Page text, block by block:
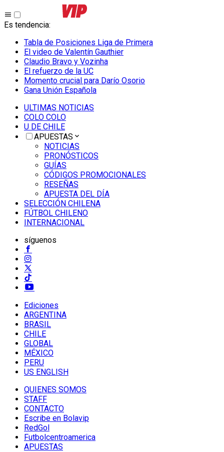
Es tendencia:
Tabla de Posiciones Liga de Primera
El video de Valentín Gauthier
Claudio Bravo y Vozinha
El refuerzo de la UC
Momento crucial para Darío Osorio
Gana Unión Española
ULTIMAS NOTICIAS
COLO COLO
U DE CHILE
APUESTAS
NOTICIAS
PRONÓSTICOS
GUÍAS
CÓDIGOS PROMOCIONALES
RESEÑAS
APUESTA DEL DÍA
SELECCIÓN CHILENA
FÚTBOL CHILENO
INTERNACIONAL
síguenos
Ediciones
ARGENTINA
BRASIL
CHILE
GLOBAL
MÉXICO
PERU
US ENGLISH
QUIENES SOMOS
STAFF
CONTACTO
Escribe en Bolavip
RedGol
Futbolcentroamerica
APUESTAS